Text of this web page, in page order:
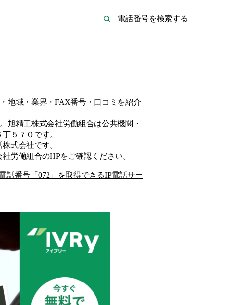
地域・業界・FAX番号・口コミを紹介
旭精工株式会社労働組合は公共機関・
５７０ です。
株式会社です。
社労働組合のHPをご確認ください。
話番号「 072 」を取得できるIP電話サー